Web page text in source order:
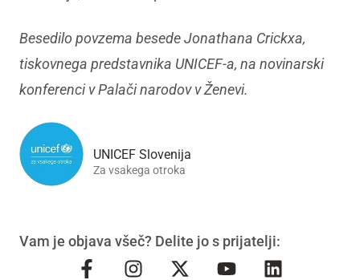
Besedilo povzema besede Jonathana Crickxa,
tiskovnega predstavnika UNICEF-a, na novinarski
konferenci v Palači narodov v Ženevi.
UNICEF Slovenija
Za vsakega otroka
Vam je objava všeč? Delite jo s prijatelji: